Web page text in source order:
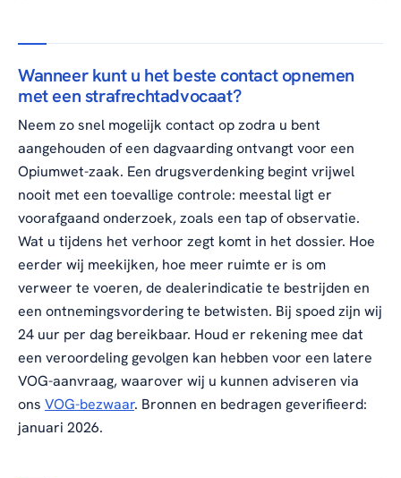
Wanneer kunt u het beste contact opnemen
met een strafrechtadvocaat?
Neem zo snel mogelijk contact op zodra u bent
aangehouden of een dagvaarding ontvangt voor een
Opiumwet-zaak. Een drugsverdenking begint vrijwel
nooit met een toevallige controle: meestal ligt er
voorafgaand onderzoek, zoals een tap of observatie.
Wat u tijdens het verhoor zegt komt in het dossier. Hoe
eerder wij meekijken, hoe meer ruimte er is om
verweer te voeren, de dealerindicatie te bestrijden en
een ontnemingsvordering te betwisten. Bij spoed zijn wij
24 uur per dag bereikbaar. Houd er rekening mee dat
een veroordeling gevolgen kan hebben voor een latere
VOG-aanvraag, waarover wij u kunnen adviseren via
ons VOG-bezwaar. Bronnen en bedragen geverifieerd:
januari 2026.